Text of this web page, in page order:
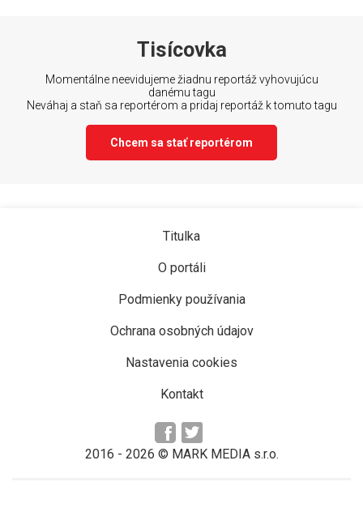
Tisícovka
Momentálne neevidujeme žiadnu reportáž vyhovujúcu
danému tagu
Neváhaj a staň sa reportérom a pridaj reportáž k tomuto tagu
Chcem sa stať reportérom
Titulka
O portáli
Podmienky používania
Ochrana osobných údajov
Nastavenia cookies
Kontakt
2016 - 2026 © MARK MEDIA s.r.o.